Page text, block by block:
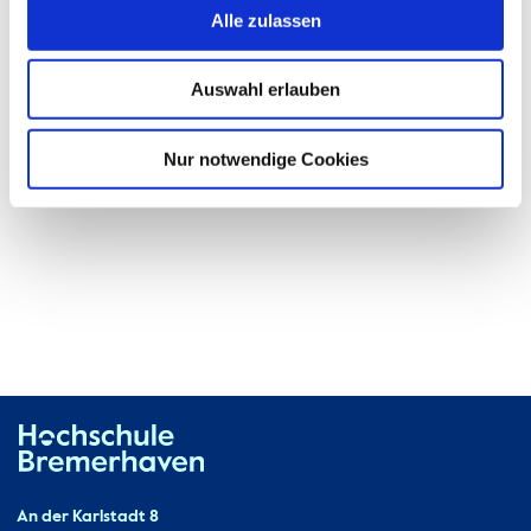
Alle zulassen
Auswahl erlauben
Nur notwendige Cookies
"Gründung, Innovation, Führung" (GIF,
2018-2023).
Contact
An der Karlstadt 8